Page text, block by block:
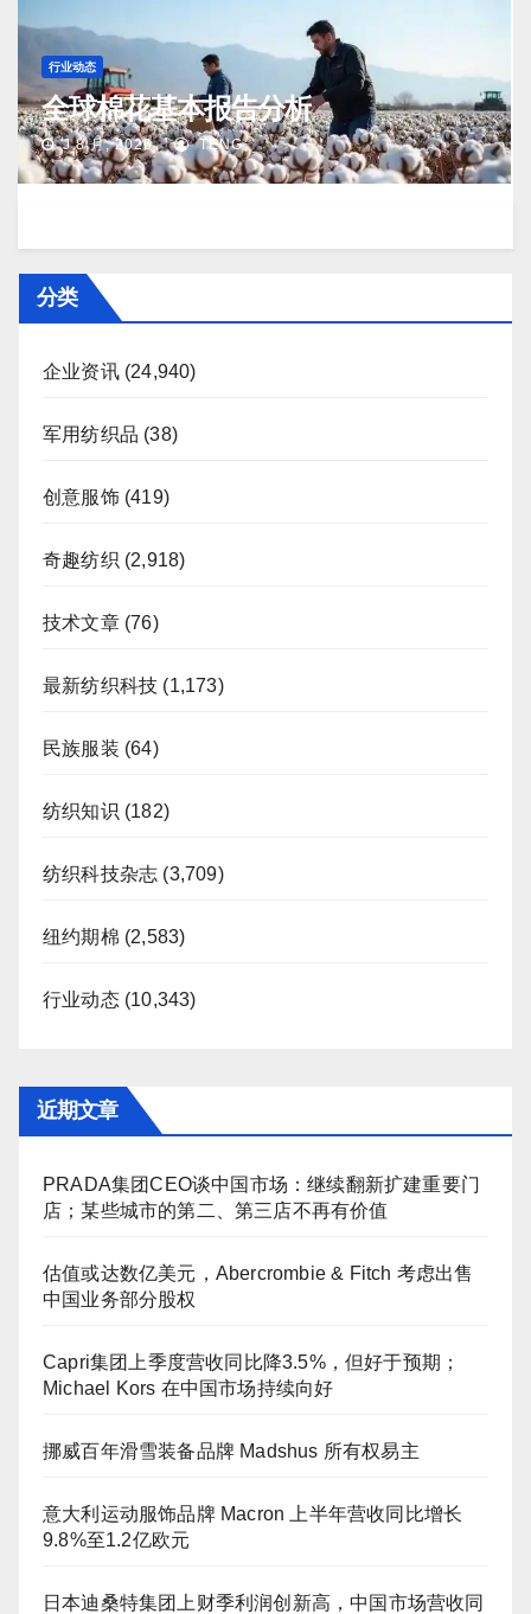
行业动态
全球棉花基本报告分析
J 8 月, 2026 TENG
分类
企业资讯(24,940)
军用纺织品 (38)
创意服饰(419)
奇趣纺织 (2,918)
技术文章(76)
最新纺织科技 (1,173)
民族服装 (64)
纺织知识 (182)
纺织科技杂志 (3,709)
纽约期棉 (2,583)
行业动态(10,343)
近期文章
PRADA集团CEO谈中国市场：继续翻新扩建重要门
店；某些城市的第二、第三店不再有价值
估值或达数亿美元，Abercrombie & Fitch 考虑出售
中国业务部分股权
Capri集团上季度营收同比降3.5%，但好于预期；
Michael Kors 在中国市场持续向好
挪威百年滑雪装备品牌 Madshus 所有权易主
意大利运动服饰品牌 Macron 上半年营收同比增长
9.8%至1.2亿欧元
日本迪桑特集团上财季利润创新高，中国市场营收同